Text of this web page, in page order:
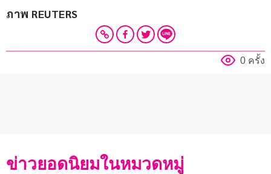
ภาพ REUTERS
0 ครั้ง
ข่าวยอดนิยมในหมวดหมู่